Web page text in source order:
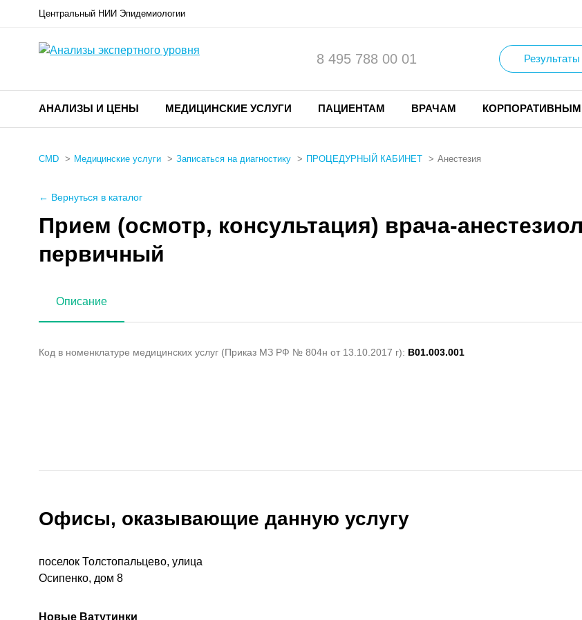
Центральный НИИ Эпидемиологии
8 495 788 00 01
АНАЛИЗЫ И ЦЕНЫ МЕДИЦИНСКИЕ УСЛУГИ ПАЦИЕНТАМ ВРАЧАМ
CMD Медицинские услуги Записаться на диагностику ПРОЦЕДУРНЫЙ КАБИНЕТ Анестезия
← Вернуться в каталог
Прием (осмотр, консультация) врача-
первичный
Описание
Код в номенклатуре медицинских услуг (Приказ МЗ РФ № 804н от 13.10.2017 г): B01.003.001
Офисы, оказывающие данную услугу
поселок Толстопальцево, улица
Осипенко, дом 8
Новые Ватутинки